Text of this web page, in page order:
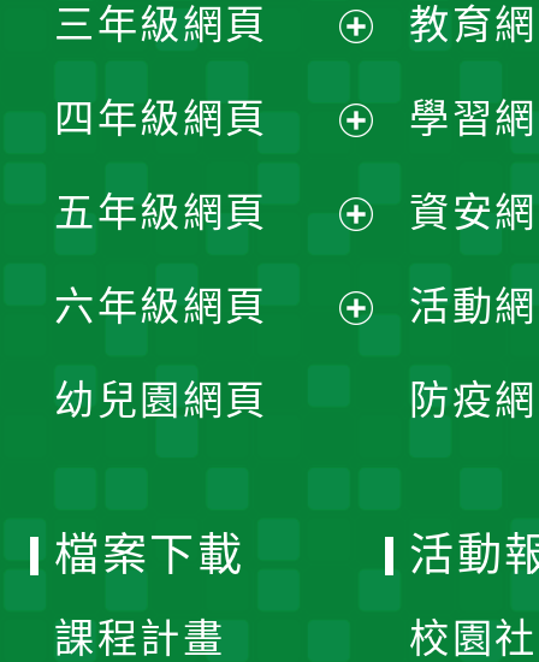
選
單
開
選
單
三年級網頁
開
選
單
四年級網頁
開
選
五年級網頁
開
六年級網頁
幼兒園網頁
教育
學習
資安
活動
防疫
檔案下載
課程計畫
活動
校園